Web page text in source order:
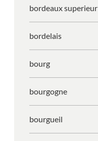
bordeaux superieur
bordelais
bourg
bourgogne
bourgueil